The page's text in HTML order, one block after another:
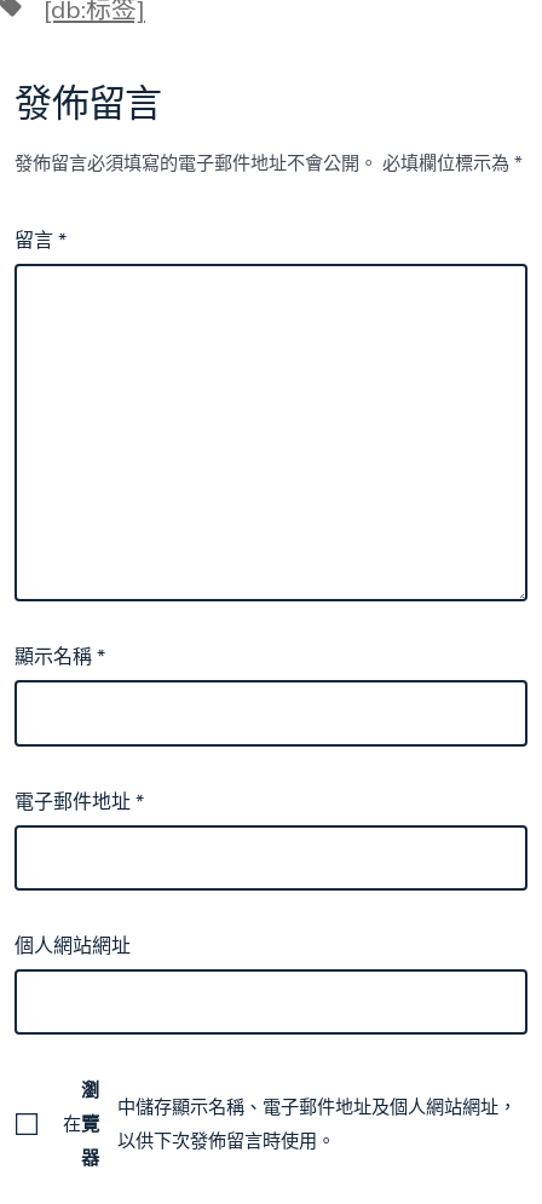
[db:标签]
發佈留言
發佈留言必須填寫的電子郵件地址不會公開。 必填欄位標示為*
留言*
顯示名稱*
電子郵件地址*
個人網站網址
在
瀏
覽
器
中儲存顯示名稱、電子郵件地址及個人網站網址，
以供下次發佈留言時使用。